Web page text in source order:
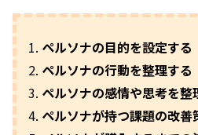
ペルソナの目的を設定する
ペルソナの行動を整理する
ペルソナの感情や思考を整
ペルソナが持つ課題の改善